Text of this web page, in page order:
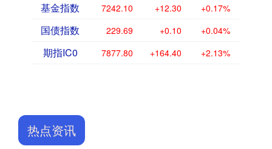
基金指数 7242.10 +12.30 +0.17%
国债指数 229.69 +0.10 +0.04%
期指IC0 7877.80 +164.40 +2.13%
热点资讯